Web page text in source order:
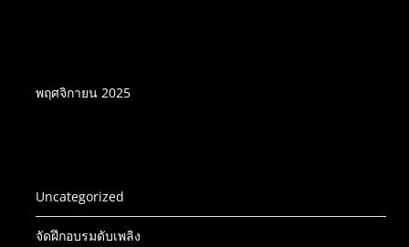
พฤศจิกายน 2025
Uncategorized
จัดฝึกอบรมดับเพลิง